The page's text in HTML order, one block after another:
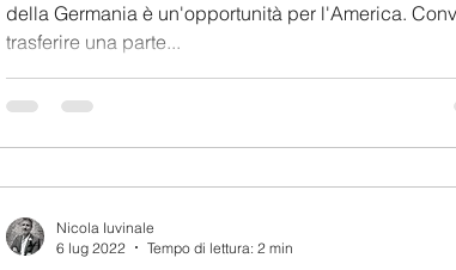
della Germania è un'opportunità per l'America.
trasferire una parte...
Nicola Iuvinale
6 lug 2022
Tempo di lettura: 2 min